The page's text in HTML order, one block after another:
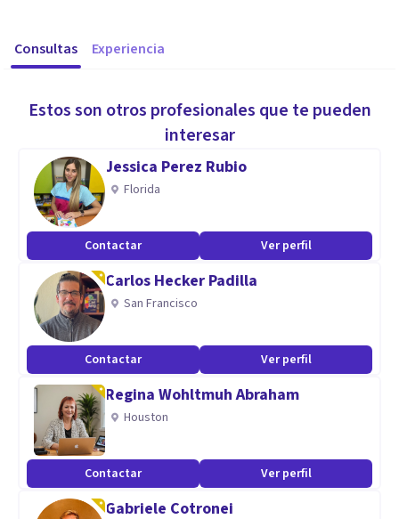
Consultas Experiencia
Estos son otros profesionales que te pueden
interesar
Jessica Perez Rubio
Florida
Contactar Ver perfil
Carlos Hecker Padilla
San Francisco
Contactar Ver perfil
Regina Wohltmuh Abraham
Houston
Contactar Ver perfil
Gabriele Cotronei